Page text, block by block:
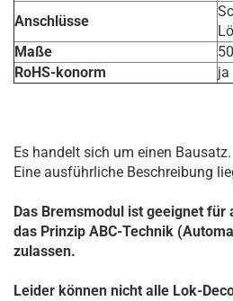
Anschlüsse
Maße
RoHS-konorm
ja
Es handelt sich um einen Bausatz.
Eine ausführliche Beschreibung
Das Bremsmodul ist geeignet für
das Prinzip ABC-Technik
zulassen.
Leider können nicht alle Lok-